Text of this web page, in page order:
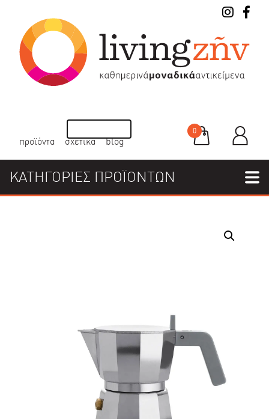
προϊόντα σχετικά blog
0
ΚΑΤΗΓΟΡΙΕΣ ΠΡΟΪΟΝΤΩΝ